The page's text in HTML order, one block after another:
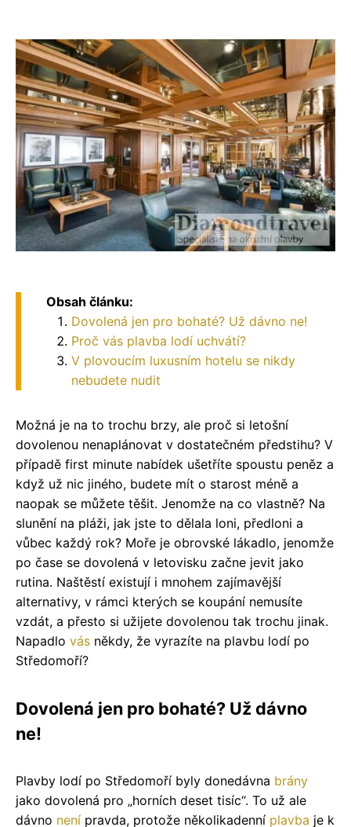
Obsah článku:
Dovolená jen pro bohaté? Už dávno ne!
Proč vás plavba lodí uchvátí?
V plovoucím luxusním hotelu se nikdy
nebudete nudit
Možná je na to trochu brzy, ale proč si letošní
dovolenou nenaplánovat v dostatečném předstihu? V
případě first minute nabídek ušetříte spoustu peněz a
když už nic jiného, budete mít o starost méně a
naopak se můžete těšit. Jenomže na co vlastně? Na
slunění na pláži, jak jste to dělala loni, předloni a
vůbec každý rok? Moře je obrovské lákadlo, jenomže
po čase se dovolená v letovisku začne jevit jako
rutina. Naštěstí existují i mnohem zajímavější
alternativy, v rámci kterých se koupání nemusíte
vzdát, a přesto si užijete dovolenou tak trochu jinak.
Napadlo vás někdy, že vyrazíte na plavbu lodí po
Středomoří?
Dovolená jen pro bohaté? Už dávno
ne!
Plavby lodí po Středomoří byly donedávna brány
jako dovolená pro „horních deset tisíc“. To už ale
dávno není pravda, protože několikadenní plavba je k